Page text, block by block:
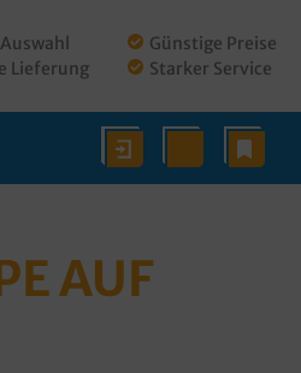
Lieferung
Günstige Preise
Starker Service
AUF